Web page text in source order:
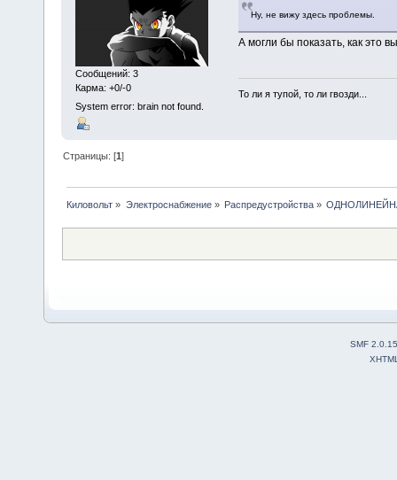
Сообщений: 3
Карма: +0/-0
System error: brain not found.
Ну, не вижу здесь проблемы.
А могли бы показать, как это
То ли я тупой, то ли гвозди...
Страницы: [1]
Киловольт » Электроснабжение» Распредустройства»
SMF 2.0.15